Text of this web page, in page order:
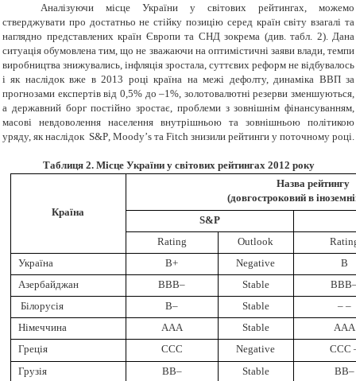
Аналізуючи місце України у світових рейтингах, можемо
стверджувати про достатньо не стійку позицію серед країн світу взагалі та
наглядно представлених країн Європи та СНД зокрема (див. табл. 2). Дана
ситуація обумовлена тим, що не зважаючи на оптимістичні заяви влади, темпи
виробництва знижувались, інфляція зростала, суттєвих реформ не відбувалось
і як наслідок вже в 2013 році країна на межі дефолту, динаміка ВВП за
прогнозами експертів від 0,5% до –1%, золотовалютні резерви зменшуються,
а державний борг постійно зростає, проблеми з зовнішнім фінансуванням,
масові невдоволення населення внутрішньою та зовнішньою політикою
уряду, як наслідок S&P, Moody’s та Fitch знизили рейтинги у поточному році.
Таблиця 2. Місце України у світових рейтингах 2012 року
Країна
Назва рейтингу
(довгостроковий в
S&P
Rating
Outlook
Україна
B+ Negative
B
Азербайджан
BBB– Stable
Білорусія
B– Stable
– –
Німеччина
AAA Stable
AAA
Греція
CCC Negative
CCC
Грузія
BB– Stable
BB–